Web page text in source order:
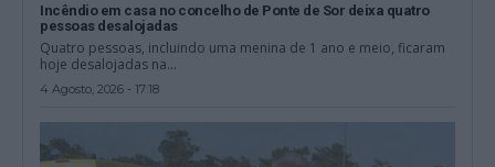
Incêndio em casa no concelho de Ponte de Sor deixa quatro
pessoas desalojadas
Quatro pessoas, incluindo uma menina de 1 ano e meio, ficaram
hoje desalojadas na...
4 Agosto, 2026 - 17:18